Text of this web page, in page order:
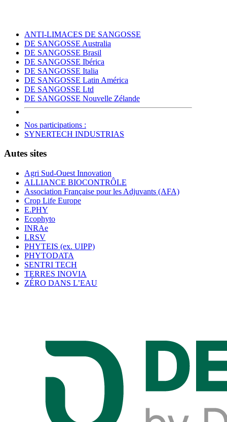
ANTI-LIMACES DE SANGOSSE
DE SANGOSSE Australia
DE SANGOSSE Brasil
DE SANGOSSE Ibérica
DE SANGOSSE Italia
DE SANGOSSE Latin América
DE SANGOSSE Ltd
DE SANGOSSE Nouvelle Zélande
Nos participations :
SYNERTECH INDUSTRIAS
Autes sites
Agri Sud-Ouest Innovation
ALLIANCE BIOCONTRÔLE
Association Française pour les Adjuvants (AFA)
Crop Life Europe
E.PHY
Ecophyto
INRAe
LRSV
PHYTEIS (ex. UIPP)
PHYTODATA
SENTRI TECH
TERRES INOVIA
ZÉRO DANS L’EAU